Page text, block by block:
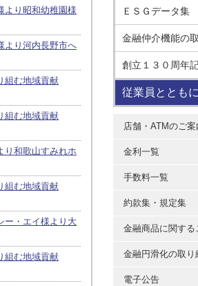
より昭和幼稚園様
より河内長野市へ
組む地域貢献
組む地域貢献
り和歌山すみれホ
組む地域貢献
ー・エイ様より大
組む地域貢献
ＥＳＧデータ集
金融仲介機能の
創立１３０周年
従業員とともに
店舗・ATMのご案
金利一覧
手数料一覧
約款集・規定集
金融商品に関する
金融円滑化の取り
電子公告